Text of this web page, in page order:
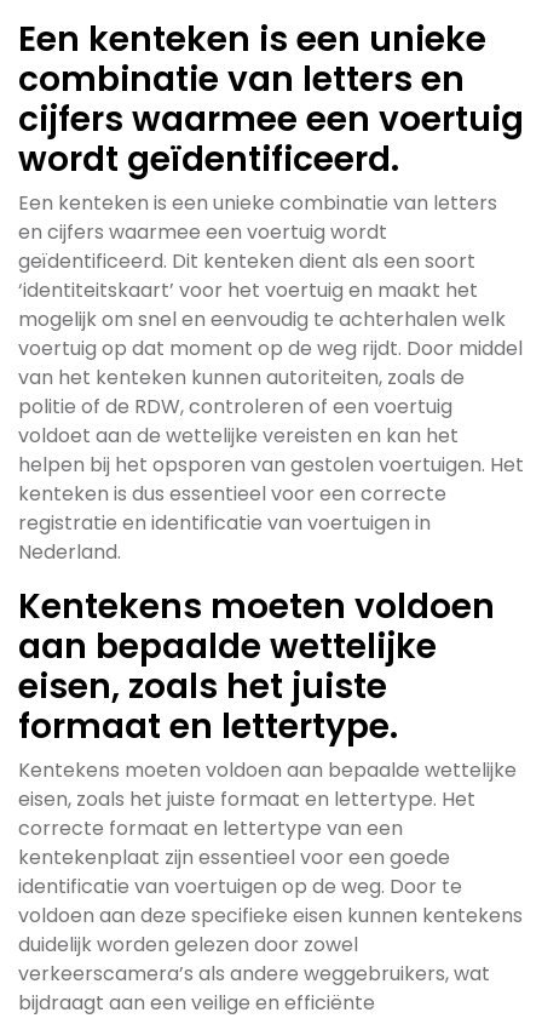
Een kenteken is een unieke
combinatie van letters en
cijfers waarmee een voertuig
wordt geïdentificeerd.
Een kenteken is een unieke combinatie van letters
en cijfers waarmee een voertuig wordt
geïdentificeerd. Dit kenteken dient als een soort
‘identiteitskaart’ voor het voertuig en maakt het
mogelijk om snel en eenvoudig te achterhalen welk
voertuig op dat moment op de weg rijdt. Door middel
van het kenteken kunnen autoriteiten, zoals de
politie of de RDW, controleren of een voertuig
voldoet aan de wettelijke vereisten en kan het
helpen bij het opsporen van gestolen voertuigen. Het
kenteken is dus essentieel voor een correcte
registratie en identificatie van voertuigen in
Nederland.
Kentekens moeten voldoen
aan bepaalde wettelijke
eisen, zoals het juiste
formaat en lettertype.
Kentekens moeten voldoen aan bepaalde wettelijke
eisen, zoals het juiste formaat en lettertype. Het
correcte formaat en lettertype van een
kentekenplaat zijn essentieel voor een goede
identificatie van voertuigen op de weg. Door te
voldoen aan deze specifieke eisen kunnen kentekens
duidelijk worden gelezen door zowel
verkeerscamera’s als andere weggebruikers, wat
bijdraagt aan een veilige en efficiënte